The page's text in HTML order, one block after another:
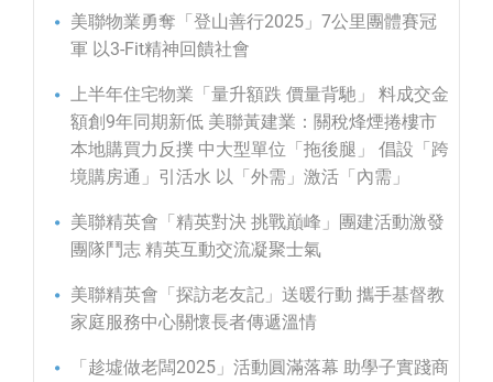
美聯物業勇奪「登山善行2025」7公里團體賽冠
軍 以3-Fit精神回饋社會
上半年住宅物業「量升額跌 價量背馳」 料成交金
額創9年同期新低 美聯黃建業：關稅烽煙捲樓市
本地購買力反撲 中大型單位「拖後腿」 倡設「跨
境購房通」引活水 以「外需」激活「內需」
美聯精英會「精英對決 挑戰巔峰」團建活動激發
團隊鬥志 精英互動交流凝聚士氣
美聯精英會「探訪老友記」送暖行動 攜手基督教
家庭服務中心關懷長者傳遞溫情
「趁墟做老闆2025」活動圓滿落幕 助學子實踐商